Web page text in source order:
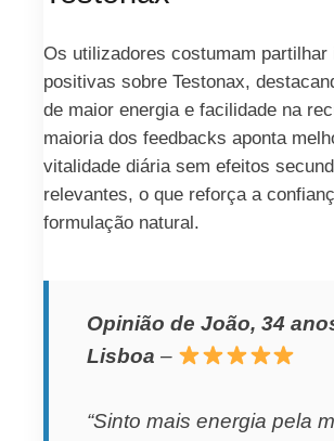
Os utilizadores costumam partilhar
positivas sobre Testonax,
de maior energia e facilidade na
maioria dos feedbacks aponta
vitalidade diária sem efeitos
relevantes, o que reforça a
formulação natural.
Opinião de João, 34
Lisboa –
“Sinto mais energia pela